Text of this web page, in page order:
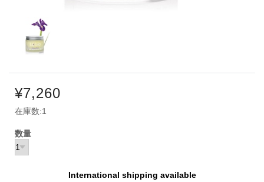
¥7,260
在庫数:1
数量
International shipping available